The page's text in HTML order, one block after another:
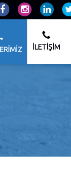
İLETİŞİM